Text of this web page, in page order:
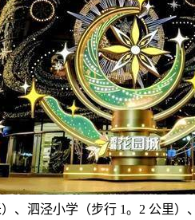
、泗泾小学（步行 1。2 公里）